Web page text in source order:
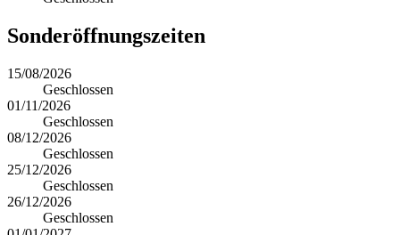
Sonderöffnungszeiten
15/08/2026
Geschlossen
01/11/2026
Geschlossen
08/12/2026
Geschlossen
25/12/2026
Geschlossen
26/12/2026
Geschlossen